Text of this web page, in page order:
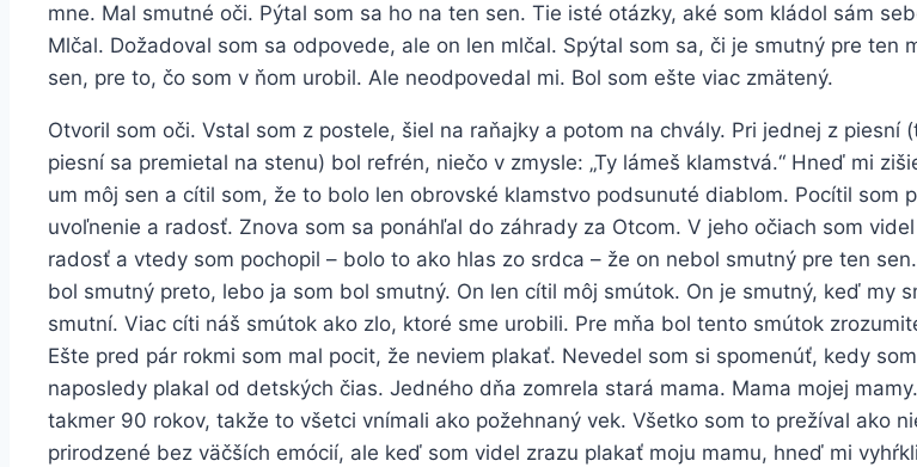
mne. Mal smutné oči. Pýtal som sa ho na ten sen. Tie isté otázky, aké som kládol sám
Mlčal. Dožadoval som sa odpovede, ale on len mlčal. Spýtal som sa, či je smutný pre ten
sen, pre to, čo som v ňom urobil. Ale neodpovedal mi. Bol som ešte viac zmätený.
Otvoril som oči. Vstal som z postele, šiel na raňajky a potom na chvály. Pri jednej z piesní
piesní sa premietal na stenu) bol refrén, niečo v zmysle: „Ty lámeš klamstvá.“ Hneď mi
um môj sen a cítil som, že to bolo len obrovské klamstvo podsunuté diablom. Pocítil som
uvoľnenie a radosť. Znova som sa ponáhľal do záhrady za Otcom. V jeho očiach som videl
radosť a vtedy som pochopil – bolo to ako hlas zo srdca – že on nebol smutný pre ten
bol smutný preto, lebo ja som bol smutný. On len cítil môj smútok. On je smutný, keď my
smutní. Viac cíti náš smútok ako zlo, ktoré sme urobili. Pre mňa bol tento smútok
Ešte pred pár rokmi som mal pocit, že neviem plakať. Nevedel som si spomenúť, kedy som
naposledy plakal od detských čias. Jedného dňa zomrela stará mama. Mama mojej
takmer 90 rokov, takže to všetci vnímali ako požehnaný vek. Všetko som to prežíval ako
prirodzené bez väčších emócií, ale keď som videl zrazu plakať moju mamu, hneď mi